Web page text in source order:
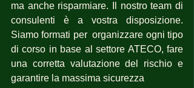
ma anche risparmiare. Il nostro team di
consulenti è a vostra disposizione.
Siamo formati per  organizzare ogni tipo
di corso in base al settore ATECO, fare
una corretta valutazione del rischio e
garantire la massima sicurezza